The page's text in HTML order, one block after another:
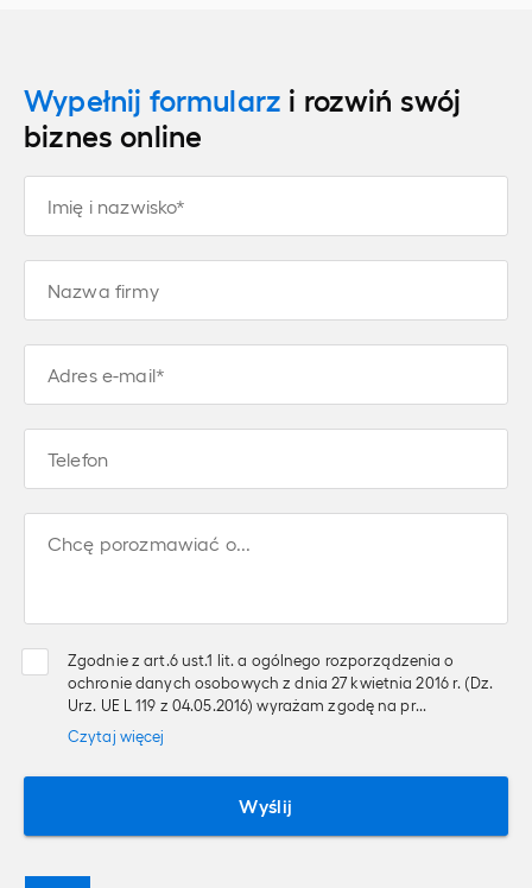
Wypełnij formularz i rozwiń swój
biznes online
Imię i nazwisko*
Nazwa firmy
Adres e-mail*
Telefon
Chcę porozmawiać o...
Zgodnie z art.6 ust.1 lit. a ogólnego rozporządzenia o
ochronie danych osobowych z dnia 27 kwietnia 2016 r. (Dz.
Urz. UE L 119 z 04.05.2016) wyrażam zgodę na pr...
Czytaj więcej
Wyślij